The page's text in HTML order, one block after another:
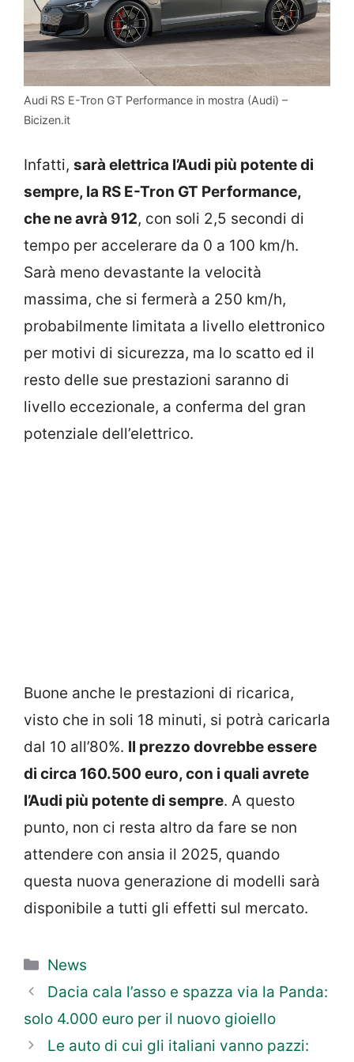
Audi RS E-Tron GT Performance in mostra (Audi) –
Bicizen.it
Infatti, sarà elettrica l’Audi più potente di
sempre, la RS E-Tron GT Performance,
che ne avrà 912, con soli 2,5 secondi di
tempo per accelerare da 0 a 100 km/h.
Sarà meno devastante la velocità
massima, che si fermerà a 250 km/h,
probabilmente limitata a livello elettronico
per motivi di sicurezza, ma lo scatto ed il
resto delle sue prestazioni saranno di
livello eccezionale, a conferma del gran
potenziale dell’elettrico.
Buone anche le prestazioni di ricarica,
visto che in soli 18 minuti, si potrà caricarla
dal 10 all’80%. Il prezzo dovrebbe essere
di circa 160.500 euro, con i quali avrete
l’Audi più potente di sempre. A questo
punto, non ci resta altro da fare se non
attendere con ansia il 2025, quando
questa nuova generazione di modelli sarà
disponibile a tutti gli effetti sul mercato.
Categorie
News
Dacia cala l’asso e spazza via la Panda:
solo 4.000 euro per il nuovo gioiello
Le auto di cui gli italiani vanno pazzi: